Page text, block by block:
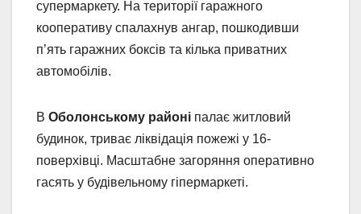
супермаркету. На території гаражного
кооперативу спалахнув ангар, пошкодивши
п’ять гаражних боксів та кілька приватних
автомобілів.
В Оболонському районі палає житловий
будинок, триває ліквідація пожежі у 16-
поверхівці. Масштабне загоряння оперативно
гасять у будівельному гіпермаркеті.